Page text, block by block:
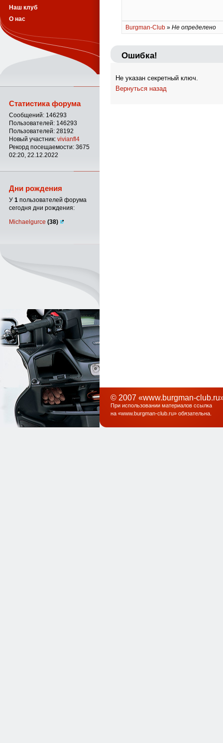
Burgman-Club » Не определено
Ошибка!
Не указан секретный ключ.
Вернуться назад
Наш клуб
О нас
Статистика форума
Сообщений: 146293
Пользователей: 146293
Пользователей: 28192
Новый участник: vivianfl4
Рекорд посещаемости: 3675
02:20, 22.12.2022
Дни рождения
У 1 пользователей форума
сегодня дни рождения:
Michaelgurce (38)
© 2007 «www.burgman-
При использовании материалов ссылка
на «www.burgman-club.ru» обязательна